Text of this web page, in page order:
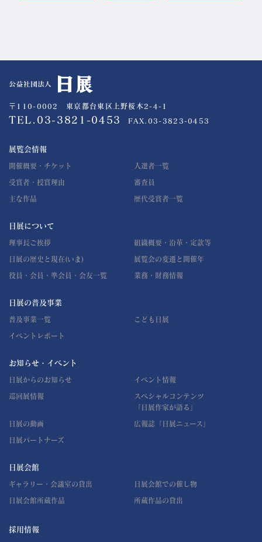
〒110-0002 東京都台東区上野桜木2-4-1
TEL.03-3821-0453 FAX.03-3823-0453
展覧会情報
開催概要・チケット 入選者一覧
受賞者・授賞理由 審査員
主な作品 歴代受賞者一覧
日展について
理事長ご挨拶 組織概要・沿革・定款等
日展の歴史と現在(いま) 展覧会の変遷と開催年
役員・会員・準会員・会友一覧 業務・財務情報
日展の普及事業
普及事業一覧 こども日展
イベントレポート
お知らせ・イベント
日展からのお知らせ イベント情報
巡回展情報
スペシャルコンテンツ
「日展作家が語る」
日展の動画 広報誌「日展ニュース」
日展パートナーズ
日展会館
ギャラリー・会議室の貸出 日展会館での催し物
日展会館所蔵作品 所蔵作品の貸出
採用情報